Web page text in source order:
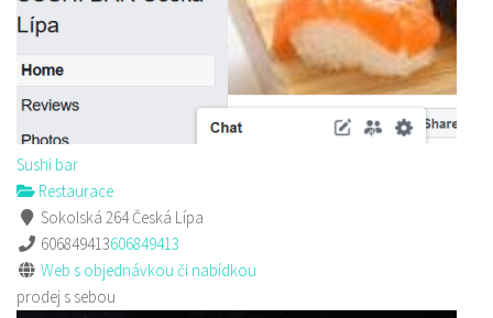
Sushi bar
Restaurace
Sokolská 264 Česká Lípa
606849413606849413
Web s objednávkou či nabídkou
prodej s sebou